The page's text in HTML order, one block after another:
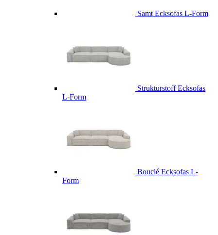
Samt Ecksofas L-Form
Strukturstoff Ecksofas
L-Form
Bouclé Ecksofas L-
Form